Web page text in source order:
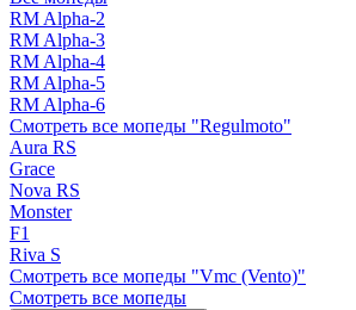
RM Alpha-2
RM Alpha-3
RM Alpha-4
RM Alpha-5
RM Alpha-6
Смотреть все мопеды "Regulmoto"
Aura RS
Grace
Nova RS
Monster
F1
Riva S
Смотреть все мопеды "Vmc (Vento)"
Смотреть все мопеды